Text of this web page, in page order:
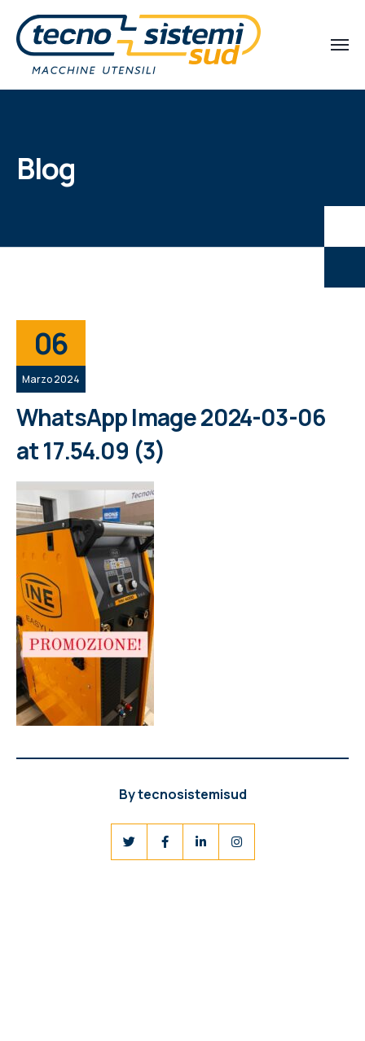
Blog
06
Marzo 2024
WhatsApp Image 2024-03-06
at 17.54.09 (3)
Bytecnosistemisud